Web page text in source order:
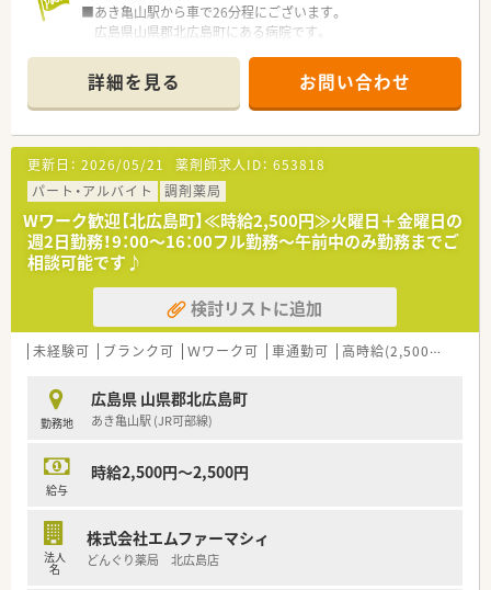
■あき亀山駅から車で26分程にございます。
広島県山県郡北広島町にある病院です。
■残業は月2時間程度と残業はほとんどございません。
■紙カルテを利用しています。
■今いらっしゃる常勤の方が退職またはパートへ
切り替えを検討しているため、募集している状況です。
■単身者用についても相談可能です。
※就業規則による。
＜業務内容＞
■病院内の調剤業務や服薬指導を対応頂きます。
＜研修制度＞
■現場でのOJT研修となります。
＜法人特徴＞
■「安心のある暮し」を念頭において、
微力ながら地域医療に役立つことを目指しております。
■福利厚生も充実しています。
例）医療費補助制度、冬用タイヤ補助制度、
利用 等
■自然豊かな地域で暮らしたい方
少しでも気になった方はお問い合わせくださいませ
詳細を見る お問い合わせ
更新日： 2026/05/21 薬剤師求人ID： 653818
パート・アルバイト
調剤薬局
Wワーク歓迎【北広島町】≪時給2,500円≫火曜日＋金曜日の
週2日勤務！9：00～16：00フル勤務～午前中のみ勤務までご
相談可能です♪
検討リストに追加
未経験可 ブランク可 Ｗワーク可 車通勤可 高時給(2,500円以上)
勤務地
広島県 山県郡北広島町
あき亀山駅 (JR可部線)
給与
時給2,500円～2,500円
法人
名
株式会社エムファーマシィ
どんぐり薬局 北広島店